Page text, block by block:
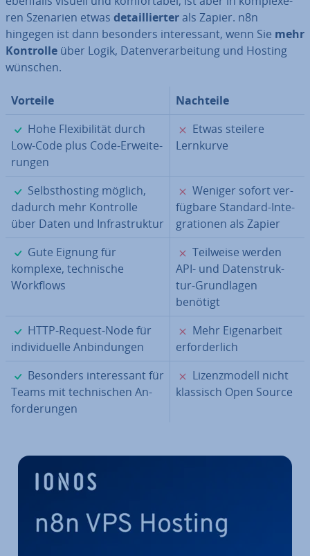
ren Szenarien etwas de­tail­lier­terals Zapier. n8n
hingegen ist dann besonders in­ter­es­sant, wenn Sie mehr
Kontrolle über Logik, Da­ten­ver­ar­bei­tung und Hosting
wünschen.
Vorteile
Nachteile
✓
Hohe Fle­xi­bi­li­tät durch
Low-Code plus Code-Er­wei­te­
run­gen
✗
Etwas steilere
Lernkurve
✓
Selbst­ho­s­ting möglich,
dadurch mehr Kontrolle
über Daten und In­fra­struk­tur
✗
Weniger sofort ver­
füg­ba­re Standard-In­te­
gra­tio­nen als Zapier
✓
Gute Eignung für
komplexe, tech­ni­sche
Workflows
✗
Teilweise werden
API- und Da­ten­struk­
tur-Grund­la­gen
benötigt
✓
HTTP-Request-Node für
in­di­vi­du­el­le An­bin­dun­gen
✗
Mehr Ei­gen­ar­beit
er­for­der­lich
✓
Besonders in­ter­es­sant für
Teams mit tech­ni­schen An­
for­de­run­gen
✗
Li­zenz­mo­dell nicht
klassisch Open Source